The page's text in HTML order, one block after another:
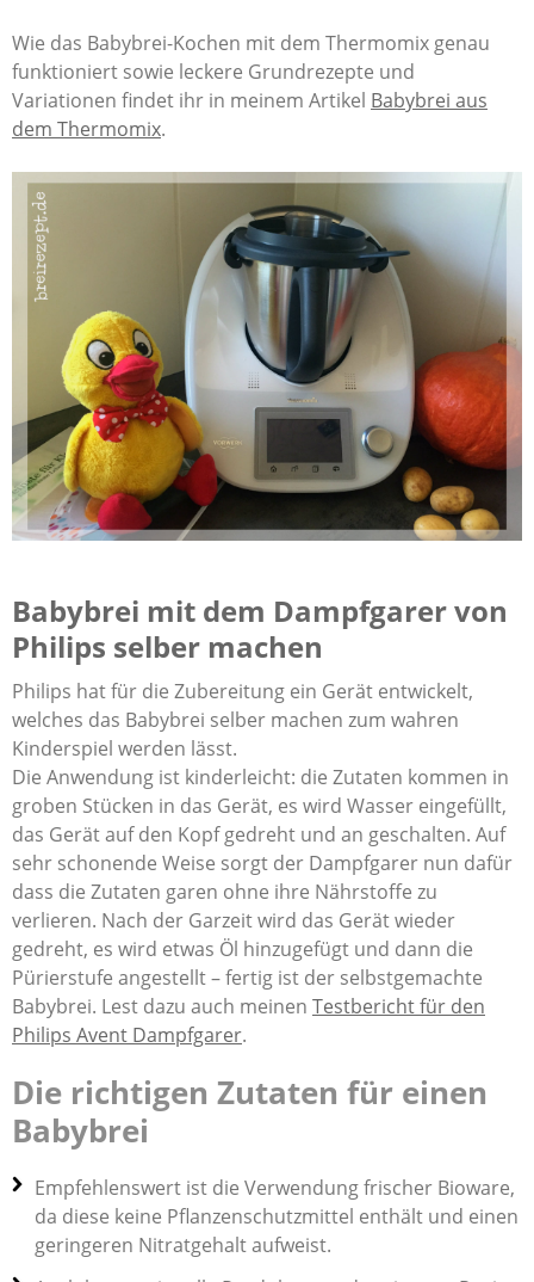
Wie das Babybrei-Kochen mit dem Thermomix genau
funktioniert sowie leckere Grundrezepte und
Variationen findet ihr in meinem Artikel Babybrei aus
dem Thermomix.
Babybrei mit dem Dampfgarer von
Philips selber machen
Philips hat für die Zubereitung ein Gerät entwickelt,
welches das Babybrei selber machen zum wahren
Kinderspiel werden lässt.
Die Anwendung ist kinderleicht: die Zutaten kommen in
groben Stücken in das Gerät, es wird Wasser eingefüllt,
das Gerät auf den Kopf gedreht und an geschalten. Auf
sehr schonende Weise sorgt der Dampfgarer nun dafür
dass die Zutaten garen ohne ihre Nährstoffe zu
verlieren. Nach der Garzeit wird das Gerät wieder
gedreht, es wird etwas Öl hinzugefügt und dann die
Pürierstufe angestellt – fertig ist der selbstgemachte
Babybrei. Lest dazu auch meinen Testbericht für den
Philips Avent Dampfgarer.
Die richtigen Zutaten für einen
Babybrei
Empfehlenswert ist die Verwendung frischer Bioware,
da diese keine Pflanzenschutzmittel enthält und einen
geringeren Nitratgehalt aufweist.